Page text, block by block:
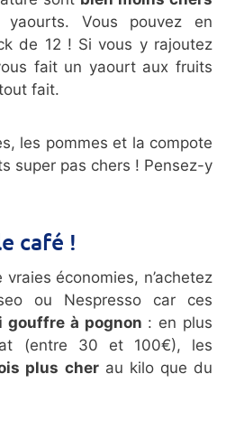
Vous pouvez en
de 12 ! Si vous y rajoutez
fait un yaourt aux fruits
fait.
les pommes et la compote
super pas chers ! Pensez-y
café !
économies, n’achetez
ou Nespresso car ces
gouffre à pognon : en plus
(entre 30 et 100€), les
plus cherau kilo que du